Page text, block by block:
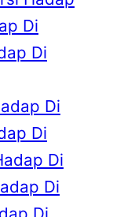
Di
Di
Di
Di
Di
Di